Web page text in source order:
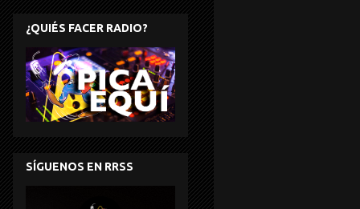
¿QUIÉS FACER RADIO?
SÍGUENOS EN RRSS